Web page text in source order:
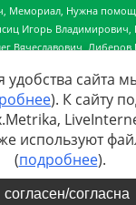
22-03-2024.pdf
сайта
). К сайту
используют
(подробнее).
согласна